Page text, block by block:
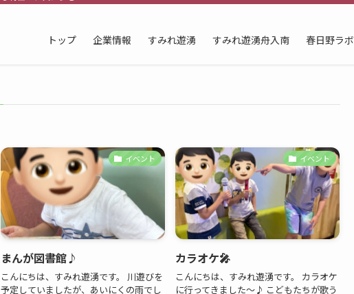
トップ 企業情報 すみれ遊湧 すみれ遊湧舟入南 春日野ラボ
イベント
まんが図書館♪
こんにちは、すみれ遊湧です。 川遊びを
予定していましたが、あいにくの雨でし
イベント
カラオケ🎤
こんにちは、すみれ遊湧です。 カラオケ
に行ってきました～♪ こどもたちが歌う